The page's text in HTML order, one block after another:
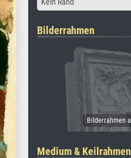
Bilderrahmen
Medium & Keilrahmen